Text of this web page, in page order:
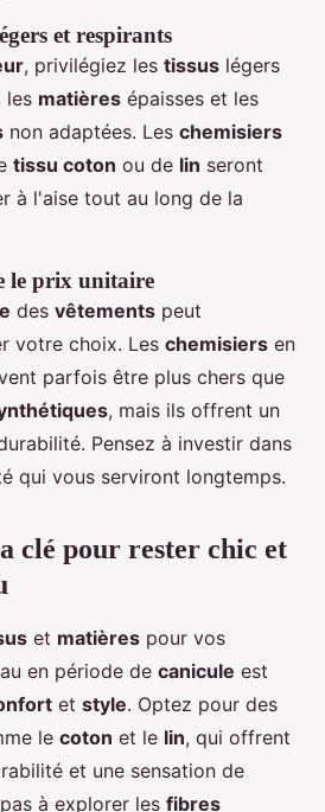
et respirants
, privilégiez les tissus légers
les matières épaisses et les
non adaptées. Les chemisiers
tissu coton ou de lin seront
à l'aise tout au long de la
le prix unitaire
des vêtements peut
votre choix. Les chemisiers en
parfois être plus chers que
, mais ils offrent un
Pensez à investir dans
qui vous serviront longtemps.
clé pour rester chic et
et matières pour vos
en période de canicule est
et style. Optez pour des
le coton et le lin, qui offrent
et une sensation de
à explorer les fibres